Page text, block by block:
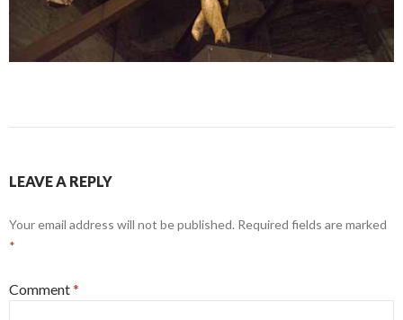
LEAVE A REPLY
Your email address will not be published. Required fields are marked
*
Comment*